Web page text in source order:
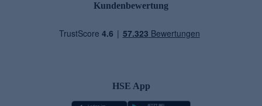
Kundenbewertung
HSE App